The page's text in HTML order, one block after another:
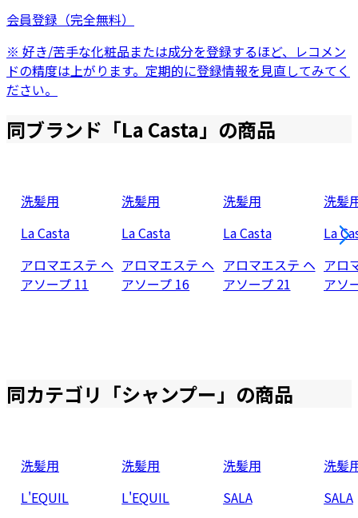
会員登録（完全無料）
※ 好き/苦手な化粧品または成分を登録するほど、レコメン
ドの精度は上がります。定期的に登録情報を見直してみてく
ださい。
同ブランド「La Casta」の商品
洗髪用
La Casta
アロマエステ ヘ
アソープ 11
洗髪用
La Casta
アロマエステ ヘ
アソープ 16
洗髪用
La Casta
アロマエステ ヘ
アソープ 21
洗髪
La
アロ
アソ
同カテゴリ「シャンプー」の商品
洗髪用
L'EQUIL
洗髪用
L'EQUIL
洗髪用
SALA
洗髪
SALA